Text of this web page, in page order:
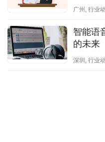
广州 , 行业
智能语
的未来
深圳 , 行业